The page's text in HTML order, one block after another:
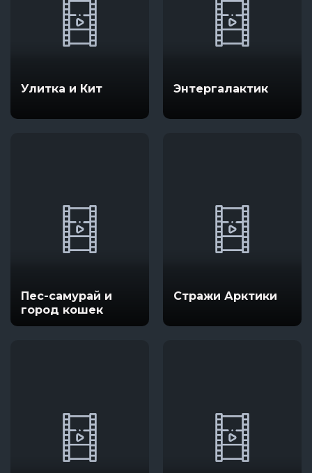
Улитка и Кит Энтергалактик
Пес-самурай и
город кошек
Стражи Арктики